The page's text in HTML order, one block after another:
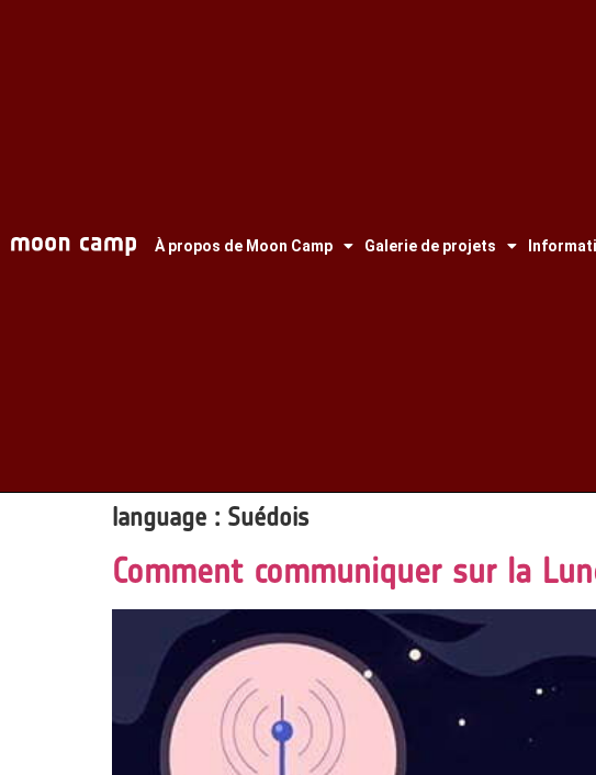
À propos de Moon Camp Galerie de projets
language : Suédois
Comment communiquer sur la